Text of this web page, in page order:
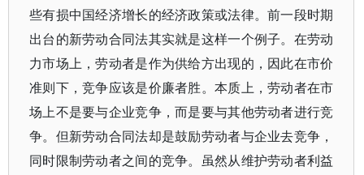
些有损中国经济增长的经济政策或法律。前一段时期
出台的新劳动合同法其实就是这样一个例子。在劳动
力市场上，劳动者是作为供给方出现的，因此在市价
准则下，竞争应该是价廉者胜。本质上，劳动者在市
场上不是要与企业竞争，而是要与其他劳动者进行竞
争。但新劳动合同法却是鼓励劳动者与企业去竞争，
同时限制劳动者之间的竞争。虽然从维护劳动者利益